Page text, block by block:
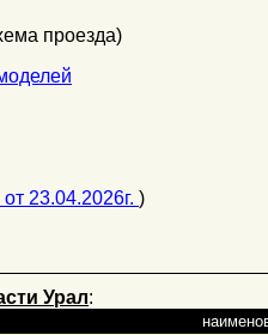
проезда)
23.04.2026г. )
Урал: